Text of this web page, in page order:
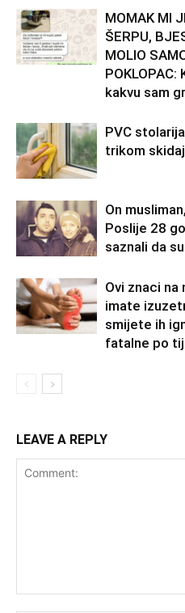
MOMAK MI
ŠERPU,
MOLIO
kakvu sam
PVC
trikom
On
Poslije 28
saznali da
Ovi znaci na
imate
smijete ih
fatalne po
LEAVE A REPLY